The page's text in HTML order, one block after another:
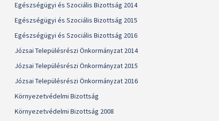
Egészségügyi és Szociális Bizottság 2014
Egészségügyi és Szociális Bizottság 2015
Egészségügyi és Szociális Bizottság 2016
Józsai Településrészi Önkormányzat 2014
Józsai Településrészi Önkormányzat 2015
Józsai Településrészi Önkormányzat 2016
Környezetvédelmi Bizottság
Környezetvédelmi Bizottság 2008